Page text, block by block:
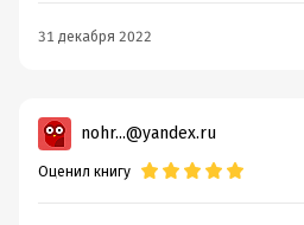
31 декабря 2022
nohr...@yandex.ru
Оценил книгу